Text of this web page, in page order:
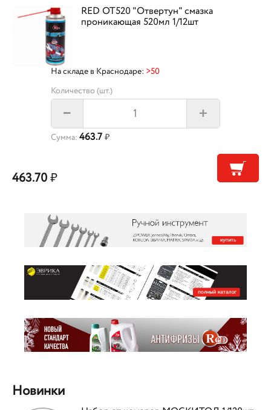
RED OT520 "Отвертун" смазка
проникающая 520мл 1/12шт
На складе в Краснодаре: >50
Количество (шт.)
– +
Сумма: 463.7 ₽
463.70₽
Новинки